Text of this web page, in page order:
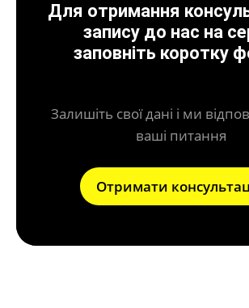
Для отримання
запису до нас на
заповніть коротку
Залишіть свої дані і ми
ваші питання
Отримати